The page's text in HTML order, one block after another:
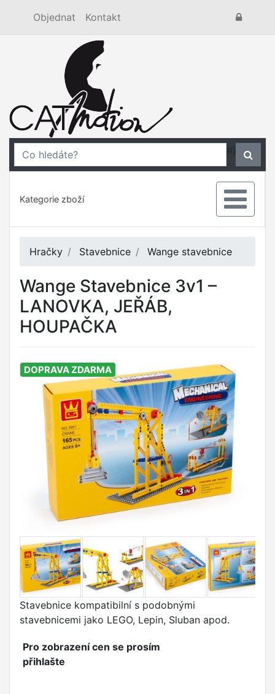
Objednat Kontakt
#}
Kategorie zboží
Hračky Stavebnice Wange stavebnice
Wange Stavebnice 3v1 –
LANOVKA, JEŘÁB,
HOUPAČKA
DOPRAVA ZDARMA
Stavebnice kompatibilní s podobnými
stavebnicemi jako LEGO, Lepin, Sluban apod.
Pro zobrazení cen se prosím
přihlašte